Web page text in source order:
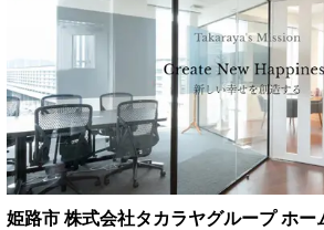
姫路市 株式会社タカラヤグループ ホー